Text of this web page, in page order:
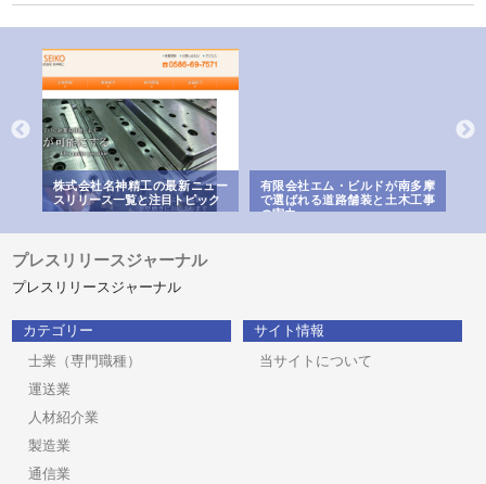
株式会社名神精工の最新ニュー
スリリース一覧と注目トピック
有限会社エム・ビルドが南多摩
で選ばれる道路舗装と土木工事
の実力
プレスリリースジャーナル
プレスリリースジャーナル
カテゴリー
士業（専門職種）
運送業
人材紹介業
製造業
通信業
サイト情報
当サイトについて